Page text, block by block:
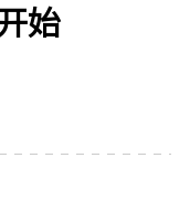
始